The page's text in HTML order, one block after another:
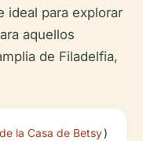
ideal para explorar
aquellos
de Filadelfia,
la Casa de Betsy)